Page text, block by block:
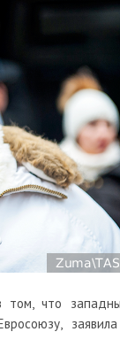
том, что
заявила